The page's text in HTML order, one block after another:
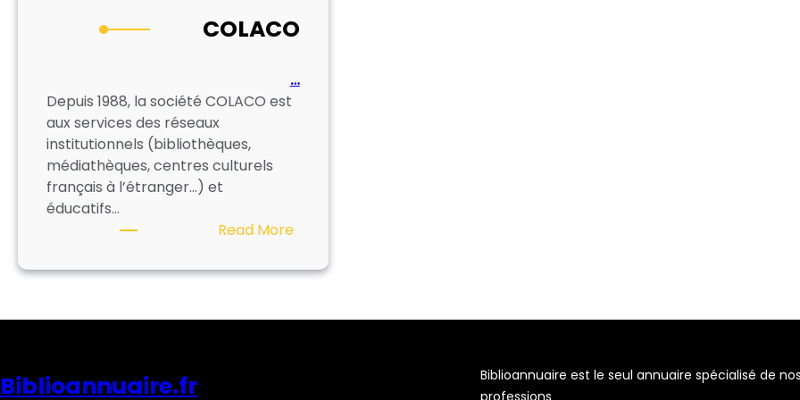
COLACO
…
Depuis 1988, la société COLACO est
aux services des réseaux
institutionnels (bibliothèques,
médiathèques, centres culturels
français à l’étranger…) et
éducatifs…
Read More:
Biblioannuaire.fr
Biblioannuaire est le seul annuaire spécialisé de